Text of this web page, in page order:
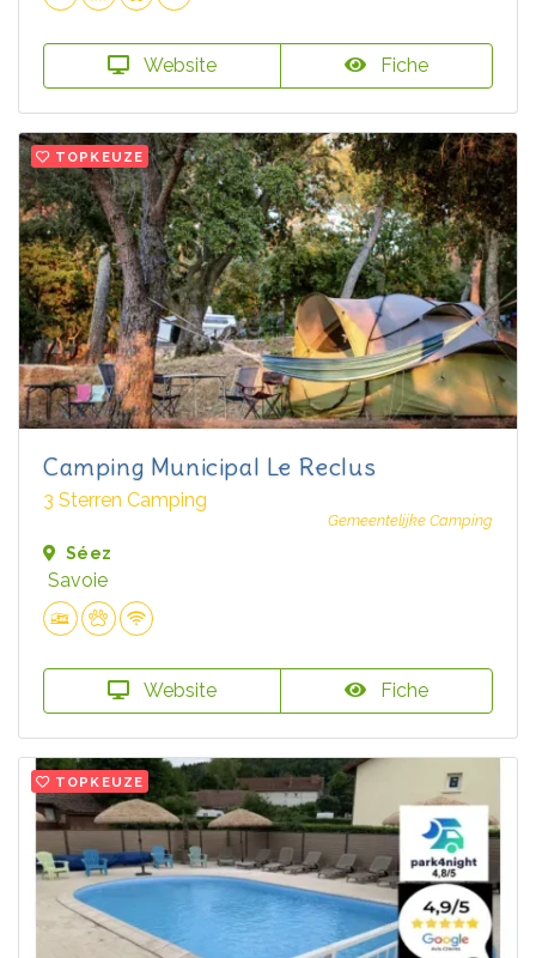
Website Fiche
TOPKEUZE
Camping Municipal Le Reclus
3 Sterren Camping
Gemeentelijke Camping
Séez
Savoie
Website Fiche
TOPKEUZE